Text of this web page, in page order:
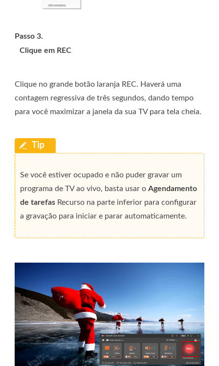
Passo 3.
Clique em REC
Clique no grande botão laranja REC. Haverá uma
contagem regressiva de três segundos, dando tempo
para você maximizar a janela da sua TV para tela cheia.
Se você estiver ocupado e não puder gravar um
programa de TV ao vivo, basta usar o Agendamento
de tarefas Recurso na parte inferior para configurar
a gravação para iniciar e parar automaticamente.